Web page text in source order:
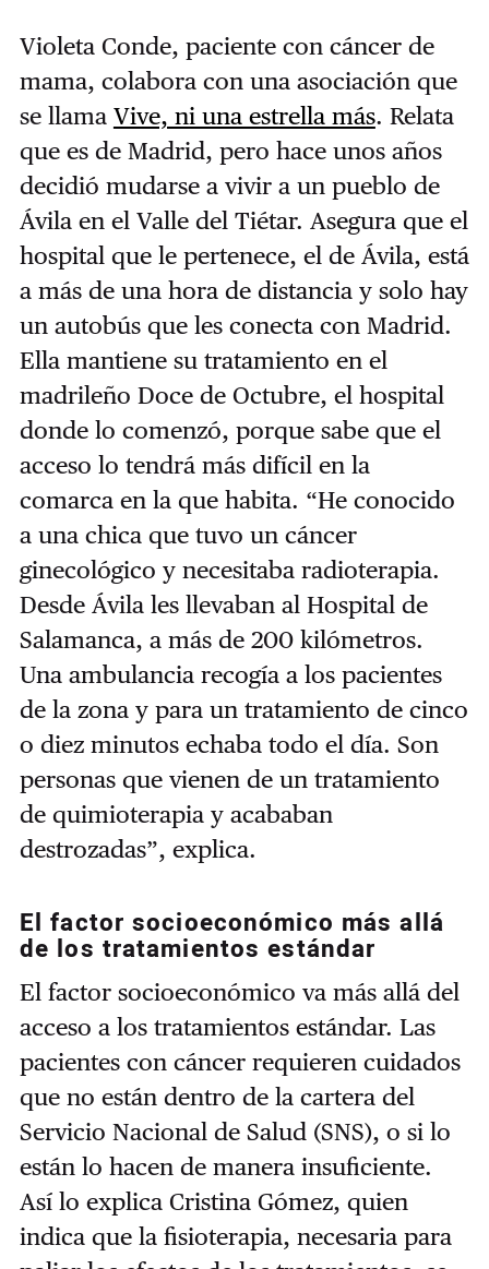
Violeta Conde, paciente con cáncer de
mama, colabora con una asociación que
se llama Vive, ni una estrella más. Relata
que es de Madrid, pero hace unos años
decidió mudarse a vivir a un pueblo de
Ávila en el Valle del Tiétar. Asegura que el
hospital que le pertenece, el de Ávila, está
a más de una hora de distancia y solo hay
un autobús que les conecta con Madrid.
Ella mantiene su tratamiento en el
madrileño Doce de Octubre, el hospital
donde lo comenzó, porque sabe que el
acceso lo tendrá más difícil en la
comarca en la que habita. “He conocido
a una chica que tuvo un cáncer
ginecológico y necesitaba radioterapia.
Desde Ávila les llevaban al Hospital de
Salamanca, a más de 200 kilómetros.
Una ambulancia recogía a los pacientes
de la zona y para un tratamiento de cinco
o diez minutos echaba todo el día. Son
personas que vienen de un tratamiento
de quimioterapia y acababan
destrozadas”, explica.
El factor socioeconómico más allá
de los tratamientos estándar
El factor socioeconómico va más allá del
acceso a los tratamientos estándar. Las
pacientes con cáncer requieren cuidados
que no están dentro de la cartera del
Servicio Nacional de Salud (SNS), o si lo
están lo hacen de manera insuficiente.
Así lo explica Cristina Gómez, quien
indica que la fisioterapia, necesaria para